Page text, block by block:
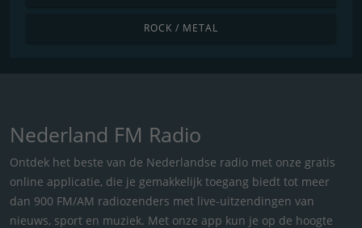
ROCK / METAL
Nederland FM Radio
Ontdek het beste van de Nederlandse radio met onze gratis
online applicatie, die je gemakkelijk toegang biedt tot meer
dan 900 FM/AM radiozenders met live-uitzendingen van
nieuws, sport en muziek. Met onze app kun je op de hoogte